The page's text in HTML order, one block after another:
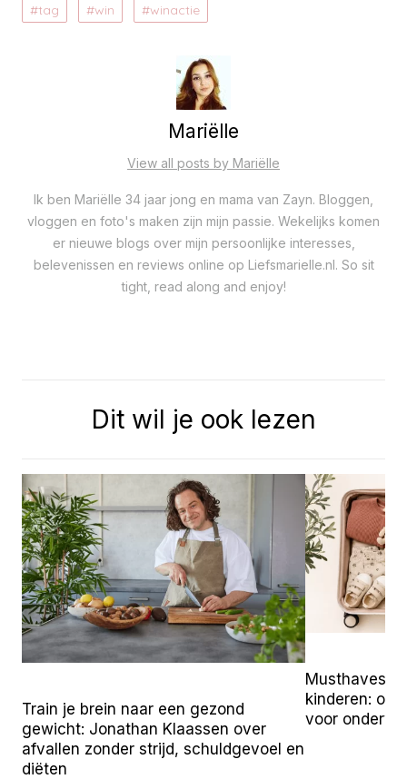
tag win winactie
Mariëlle
View all posts by Mariëlle
Ik ben Mariëlle 34 jaar jong en mama van Zayn. Bloggen,
vloggen en foto's maken zijn mijn passie. Wekelijks komen
er nieuwe blogs over mijn persoonlijke interesses,
belevenissen en reviews online op Liefsmarielle.nl. So sit
tight, read along and enjoy!
Dit wil je ook lezen
Train je brein naar een gezond
gewicht: Jonathan Klaassen over
afvallen zonder strijd, schuldgevoel en
diëten
Musthaves
kinderen:
voor